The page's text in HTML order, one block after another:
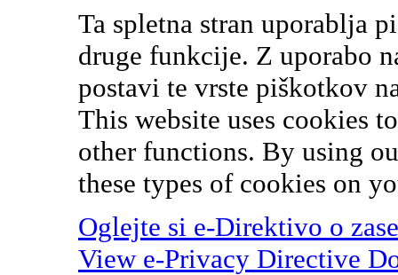
Ta spletna stran uporablja
druge funkcije. Z uporabo
postavi te vrste piškotkov
This website uses cookies
other functions. By using
these types of cookies on
Oglejte si e-Direktivo o
View e-Privacy Directive